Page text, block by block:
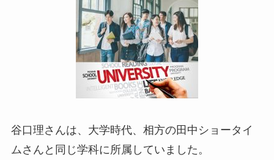
谷口理さんは、大学時代、相方の田中ショータイ
ムさんと同じ学科に所属していました。